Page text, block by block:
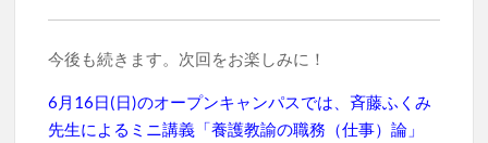
今後も続きます。次回をお楽しみに！
6月16日(日)のオープンキャンパスでは、斉藤ふくみ
先生によるミニ講義「養護教諭の職務（仕事）論」